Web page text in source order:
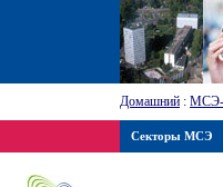
Домашний :
Секторы МСЭ